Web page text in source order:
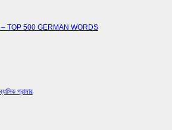
– TOP 500 GERMAN WORDS
গ্রামার